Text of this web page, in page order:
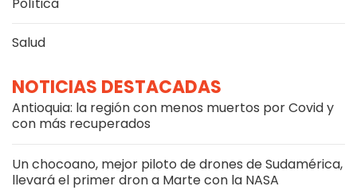
Salud
NOTICIAS DESTACADAS
Antioquia: la región con menos muertos por Covid y
con más recuperados
Un chocoano, mejor piloto de drones de Sudamérica,
llevará el primer dron a Marte con la NASA